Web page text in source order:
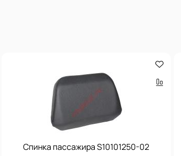
Спинка пассажира S10101250-02